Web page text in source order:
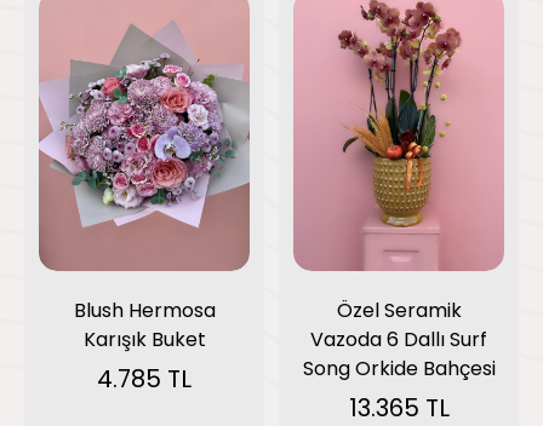
Blush Hermosa
Karışık Buket
4.785 TL
Özel Seramik
Vazoda 6 Dallı Surf
Song Orkide Bahçesi
13.365 TL